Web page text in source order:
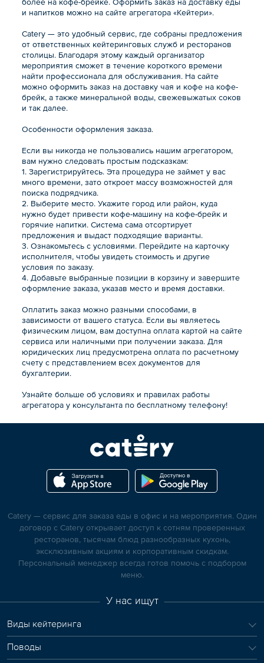
и напитков можно на сайте агрегатора «Кейтери».
Catery — это удобный сервис, где собраны предложения
от ответственных кейтеринговых служб и ресторанов
столицы. Благодаря этому каждый организатор
мероприятия сможет в течение короткого времени
найти профессионала для обслуживания. На сайте
можно оформить заказ на доставку чая и кофе на кофе-
брейк, а также минеральной воды, свежевыжатых соков
и так далее.
Особенности оформления заказа.
Если вы никогда не пользовались нашим агрегатором,
вам нужно следовать простым подсказкам:
1. Зарегистрируйтесь. Эта процедура не займет у вас
много времени, зато откроет массу возможностей для
поиска подрядчика.
2. Выберите место. Укажите город или район, куда
нужно будет привести кофе-машину на кофе-брейк и
горячие напитки. Система сама отсортирует
предложения и выдаст подходящие варианты.
3. Ознакомьтесь с условиями. Перейдите на карточку
исполнителя, чтобы увидеть стоимость и другие
условия по заказу.
4. Добавьте выбранные позиции в корзину и завершите
оформление заказа, указав место и время доставки.
Оплатить заказ можно разными способами, в
зависимости от вашего статуса. Если вы являетесь
физическим лицом, вам доступна оплата картой на сайте
сервиса или наличными при получении заказа. Для
юридических лиц предусмотрена оплата по расчетному
счету с представлением всех документов для
бухгалтерии.
Узнайте больше об условиях и правилах работы
агрегатора у консультанта по бесплатному телефону!
Catery — сервис для заказа еды в офис и на мероприятия. Один
договор с Catery открывает доступ к сотням проверенных
ресторанов, тысячам блюд разнообразных кухонь,
эксклюзивным акциям и корпоративным скидкам.
Персональный менеджер всегда готов помочь с подбором
меню.
У нас ищут
Виды кейтеринга
Поводы